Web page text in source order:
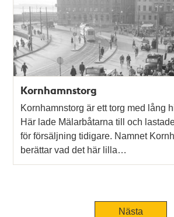
Kornhamnstorg
Kornhamnstorg är ett torg med lång
Här lade Mälarbåtarna till och
för försäljning tidigare. Namnet
berättar vad det här lilla…
Nästa